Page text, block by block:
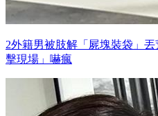
2外籍男被肢解「屍塊裝袋」
擊現場」嚇瘋